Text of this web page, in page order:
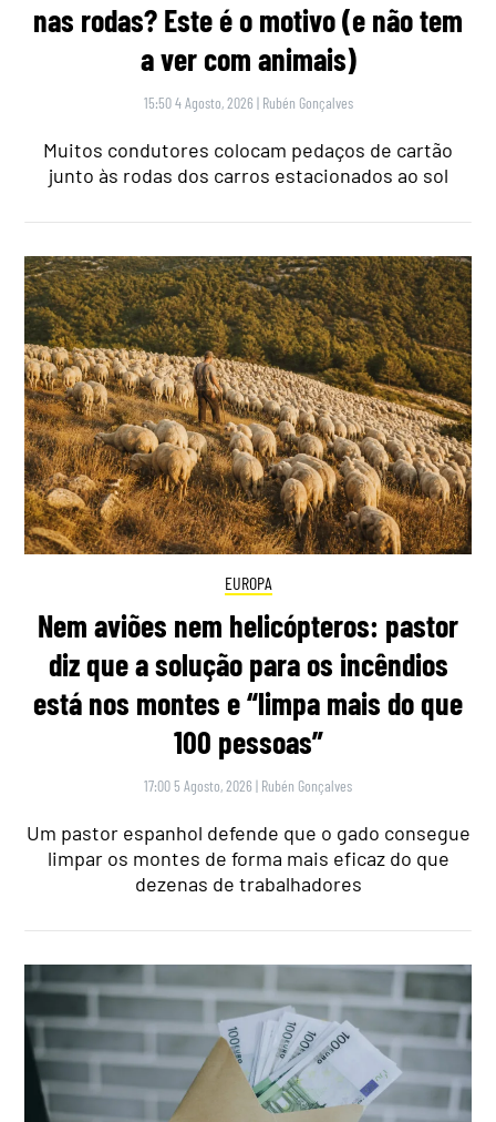
nas rodas? Este é o motivo (e não tem
a ver com animais)
15:50 4 Agosto, 2026 | Rubén Gonçalves
Muitos condutores colocam pedaços de cartão
junto às rodas dos carros estacionados ao sol
EUROPA
Nem aviões nem helicópteros: pastor
diz que a solução para os incêndios
está nos montes e “limpa mais do que
100 pessoas”
17:00 5 Agosto, 2026 | Rubén Gonçalves
Um pastor espanhol defende que o gado consegue
limpar os montes de forma mais eficaz do que
dezenas de trabalhadores